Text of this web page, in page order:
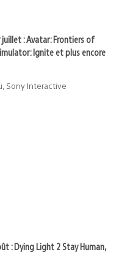
: Avatar: Frontiers of
Ignite et plus encore
Sony Interactive
: Dying Light 2 Stay Human,